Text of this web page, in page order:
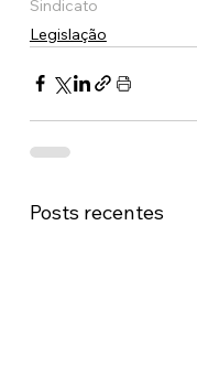
Sindicato
Legislação
Posts recentes